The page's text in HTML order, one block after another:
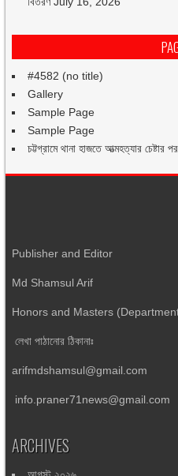
#4582 (no title)
Gallery
Sample Page
Sample Page
চট্টগ্রামে থানা হাজতে আত্মহত্যার চেষ্টার
Publisher and Editor
Md Shamsul Arif
Honors and Masters
লেখা পাঠানোর ঠিকানাঃ
arifmdshamsul@gmail.com
info.praner71news@gmail.com
ARCHIVES